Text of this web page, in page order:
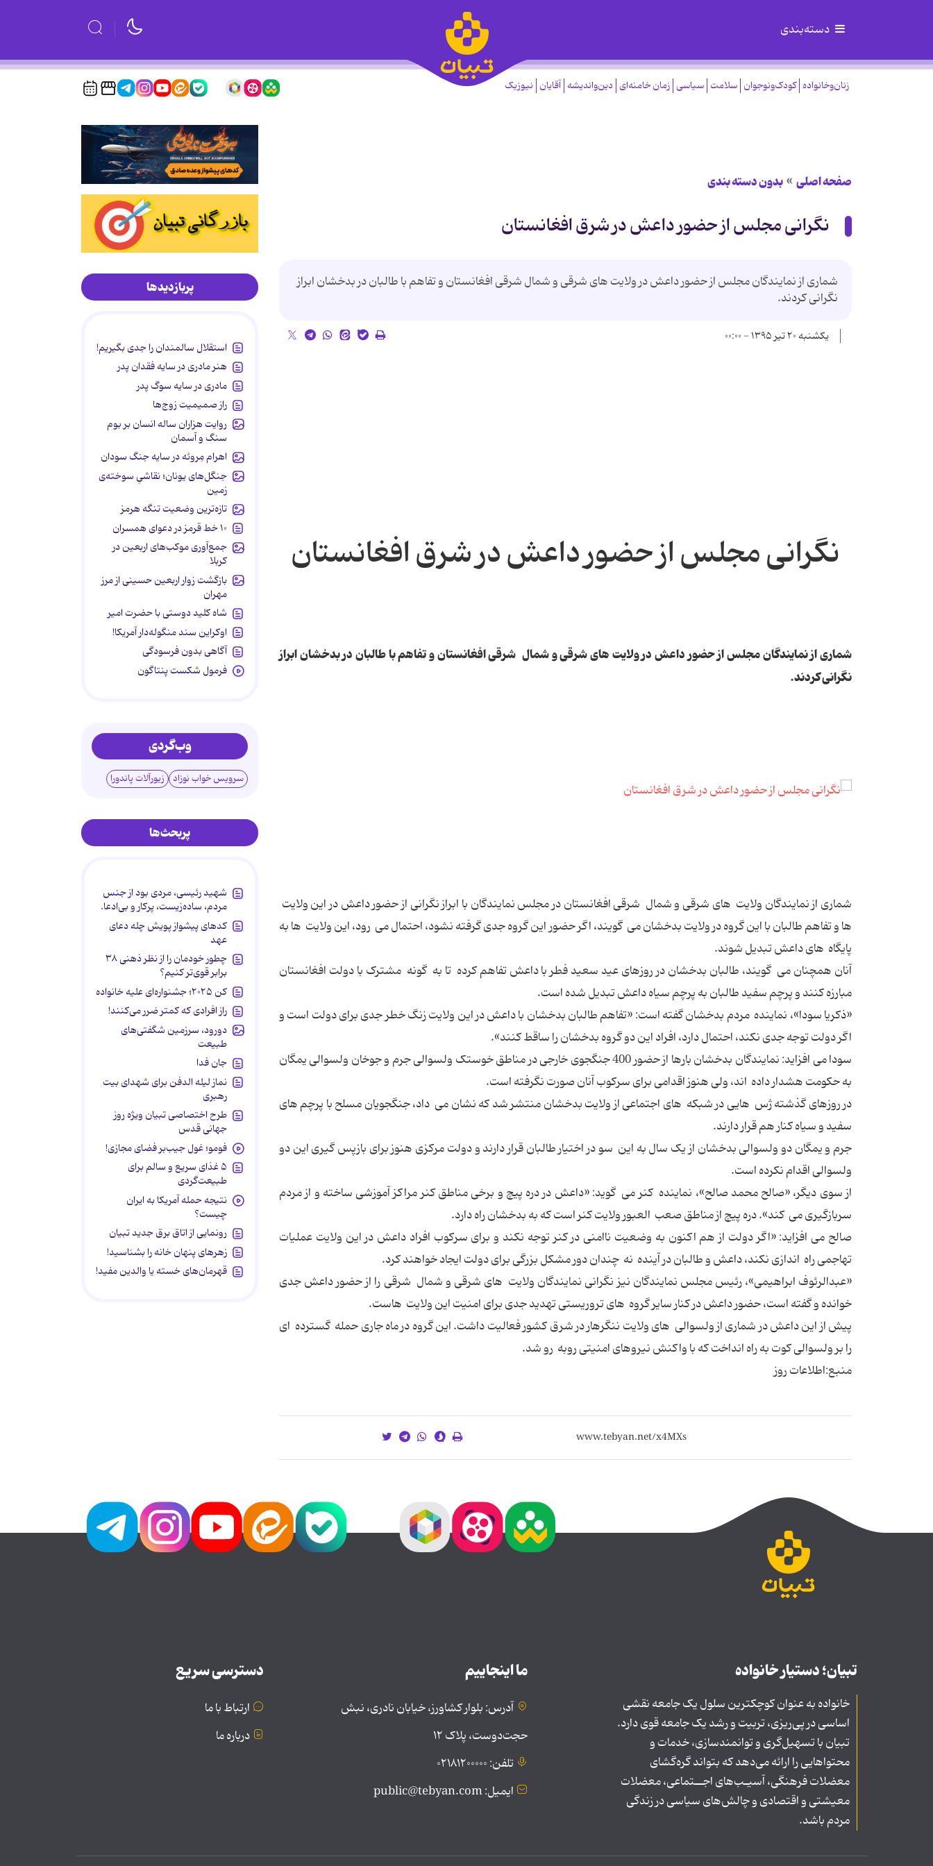
دسته‌بندی
زنان‌وخانواده کودک‌ونوجوان سلامت سیاسی زمان خامنه‌ای دین‌واندیشه آقایان نیوزیک
صفحه اصلی بدون دسته بندی
نگرانی مجلس از حضور داعش در شرق افغانستان
شماری از نمایندگان مجلس از حضور داعش در ولایت های شرقی و شمال شرقی افغانستان و تفاهم با طالبان در بدخشان ابراز
نگرانی کردند.
یکشنبه ۲۰ تیر ۱۳۹۵ - ۰۰:۰۰
نگرانی مجلس از حضور داعش در شرق افغانستان
شماری از نمایندگان مجلس از حضور داعش در ولایت های شرقی و شمال شرقی افغانستان و تفاهم با طالبان در بدخشان ابراز
نگرانی کردند.
شماری از نمایندگان ولایت های شرقی و شمال شرقی افغانستان در مجلس نمایندگان با ابراز نگرانی از حضور داعش در این ولایت
ها و تفاهم طالبان با این گروه در ولایت بدخشان می گویند، اگر حضور این گروه جدی گرفته نشود، احتمال می رود، این ولایت ها به
پایگاه های داعش تبدیل شوند.
آنان همچنان می گویند، طالبان بدخشان در روزهای عید سعید فطر با داعش تفاهم کرده تا به گونه مشترک با دولت افغانستان
مبارزه کنند و پرچم سفید طالبان به پرچم سیاه داعش تبدیل شده است.
«ذکریا سودا»، نماینده مردم بدخشان گفته است: «تفاهم طالبان بدخشان با داعش در این ولایت زنگ خطر جدی برای دولت است و
اگر دولت توجه جدی نکند، احتمال دارد، افراد این دو گروه بدخشان را ساقط کنند».
سودا می افزاید: نمایندگان بدخشان بارها از حضور 400 جنگجوی خارجی در مناطق خوستک ولسوالی جرم و جوخان ولسوالی یمگان
به حکومت هشدار داده اند، ولی هنوز اقدامی برای سرکوب آنان صورت نگرفته است.
در روزهای گذشته ژس هایی در شبکه های اجتماعی از ولایت بدخشان منتشر شد که نشان می داد، جنگجویان مسلح با پرچم های
سفید و سیاه کنار هم قرار دارند.
جرم و یمگان دو ولسوالی بدخشان از یک سال به این سو در اختیار طالبان قرار دارند و دولت مرکزی هنوز برای بازپس گیری این دو
ولسوالی اقدام نکرده است.
از سوی دیگر، «صالح محمد صالح»، نماینده کنر می گوید: «داعش در دره پیچ و برخی مناطق کنر مراکز آموزشی ساخته و از مردم
سربازگیری می کند». دره پیچ از مناطق صعب العبور ولایت کنر است که به بدخشان راه دارد.
صالح می افزاید: «اگر دولت از هم اکنون به وضعیت ناامنی در کنر توجه نکند و برای سرکوب افراد داعش در این ولایت عملیات
تهاجمی راه اندازی نکند، داعش و طالبان در آینده نه چندان دور مشکل بزرگی برای دولت ایجاد خواهند کرد.
«عبدالرئوف ابراهیمی»، رئیس مجلس نمایندگان نیز نگرانی نمایندگان ولایت های شرقی و شمال شرقی را از حضور داعش جدی
خوانده و گفته است، حضور داعش در کنار سایر گروه های تروریستی تهدید جدی برای امنیت این ولایت هاست.
پیش از این داعش در شماری از ولسوالی های ولایت ننگرهار در شرق کشور فعالیت داشت. این گروه در ماه جاری حمله گسترده ای
را بر ولسوالی کوت به راه انداخت که با واکنش نیروهای امنیتی روبه رو شد.
منبع:اطلاعات روز
پربازدیدها
استقلال سالمندان را جدی بگیریم!
هنر مادری در سایه‌ فقدان پدر
مادری در سایه سوگ پدر
راز صمیمیت زوج‌ها
روایت هزاران ساله انسان بر بوم
سنگ و آسمان
اهرام مِروئه در سایه جنگ سودان
جنگل‌های یونان؛ نقاشیِ سوخته‌ی
زمین
تازه‌ترین وضعیت تنگه هرمز
۱۰ خط قرمز در دعوای همسران
جمع‌آوری موکب‌های اربعین در
کربلا
بازگشت زوار اربعین حسینی از مرز
مهران
شاه کلید دوستی با حضرت امیر
اوکراین سند منگوله‌دار آمریکا!
آگاهی بدون فرسودگی
فرمول شکست پنتاگون
وب‌گردی
سرویس خواب نوزاد زیورآلات پاندورا
پربحث‌ها
شهید رئیسی، مردی بود از جنس
مردم، ساده‌زیست، پرکار و بی‌ادعا.
کدهای پیشواز پویش چله دعای
عهد
چطور خودمان را از نظر ذهنی ۳۸
برابر قوی‌تر کنیم؟
کن ۲۰۲۵؛ جشنواره‌ای علیه خانواده
راز افرادی که کمتر ضرر می‌کنند!
دورود، سرزمین شگفتی‌های
طبیعت
جان فدا
نماز لیله الدفن برای شهدای بیت
رهبری
طرح اختصاصی تبیان ویژه روز
جهانی قدس
فومو؛ غول جیب‌بر فضای مجازی!
۵ غذای سریع و سالم برای
طبیعت‌گردی
نتیجه حمله آمریکا به ایران
چیست؟
رونمایی از اتاق برق جدید تبیان
زهرهای پنهان خانه را بشناسید!
قهرمان‌های خسته یا والدین مفید!
تبیان؛ دستیار خانواده
خانواده به عنوان کوچکترین سلول یک جامعه نقشی
اساسی در پی‌ریزی، تربیت و رشد یک جامعه قوی دارد.
تبیان با تسهیل‌گری و توانمندسازی، خدمات و
محتواهایی را ارائه می‌دهد که بتواند گره‌گشای
معضلات فرهنگی، آسیـب‌های اجــتماعی، معضلات
معیشتی و اقتصادی و چالش‌های سیاسی در زندگی
مردم باشد.
ما اینجاییم
آدرس: بلوار کشاورز، خیابان نادری، نبش
حجت‌دوست، پلاک ۱۲
تلفن: ۰۲۱۸۱۲۰۰۰۰۰
ایمیل: public@tebyan.com
دسترسی سریع
ارتباط با ما
درباره ما